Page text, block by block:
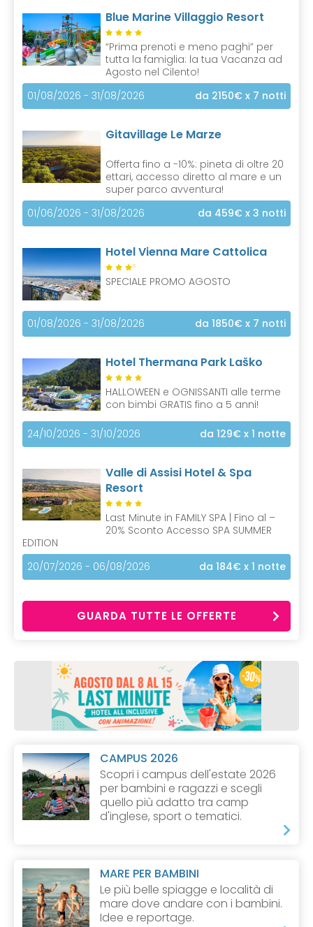
Blue Marine Villaggio Resort
“Prima prenoti e meno paghi” per
tutta la famiglia: la tua Vacanza ad
Agosto nel Cilento!
01/08/2026 - 31/08/2026
da 2150€ x 7 notti
Gitavillage Le Marze
Offerta fino a -10%: pineta di oltre 20
ettari, accesso diretto al mare e un
super parco avventura!
01/06/2026 - 31/08/2026
da 459€ x 3 notti
Hotel Vienna Mare Cattolica
S
SPECIALE PROMO AGOSTO
01/08/2026 - 31/08/2026 da 1850€ x 7 notti
Hotel Thermana Park Laško
HALLOWEEN e OGNISSANTI alle terme
con bimbi GRATIS fino a 5 anni!
24/10/2026 - 31/10/2026 da 129€ x 1 notte
Valle di Assisi Hotel & Spa
Resort
Last Minute in FAMILY SPA | Fino al –
20% Sconto Accesso SPA SUMMER
EDITION
20/07/2026 - 06/08/2026
da 184€ x 1 notte
GUARDA TUTTE LE OFFERTE
CAMPUS 2026
Scopri i campus dell'estate 2026
per bambini e ragazzi e scegli
quello più adatto tra camp
d'inglese, sport o tematici.
MARE PER BAMBINI
Le più belle spiagge e località di
mare dove andare con i bambini.
Idee e reportage.